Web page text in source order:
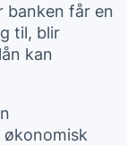
banken får en
til, blir
kan
økonomisk